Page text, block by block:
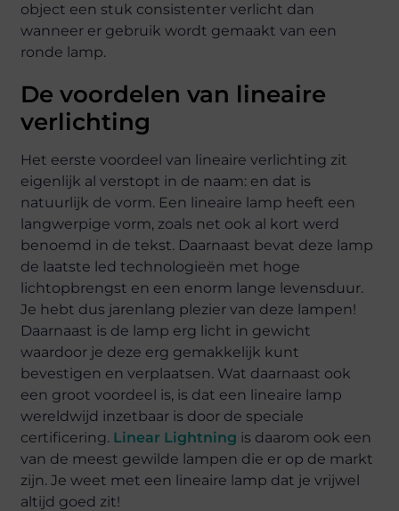
object een stuk consistenter verlicht dan
wanneer er gebruik wordt gemaakt van een
ronde lamp.
De voordelen van lineaire
verlichting
Het eerste voordeel van lineaire verlichting zit
eigenlijk al verstopt in de naam: en dat is
natuurlijk de vorm. Een lineaire lamp heeft een
langwerpige vorm, zoals net ook al kort werd
benoemd in de tekst. Daarnaast bevat deze lamp
de laatste led technologieën met hoge
lichtopbrengst en een enorm lange levensduur.
Je hebt dus jarenlang plezier van deze lampen!
Daarnaast is de lamp erg licht in gewicht
waardoor je deze erg gemakkelijk kunt
bevestigen en verplaatsen. Wat daarnaast ook
een groot voordeel is, is dat een lineaire lamp
wereldwijd inzetbaar is door de speciale
certificering. Linear Lightning is daarom ook een
van de meest gewilde lampen die er op de markt
zijn. Je weet met een lineaire lamp dat je vrijwel
altijd goed zit!